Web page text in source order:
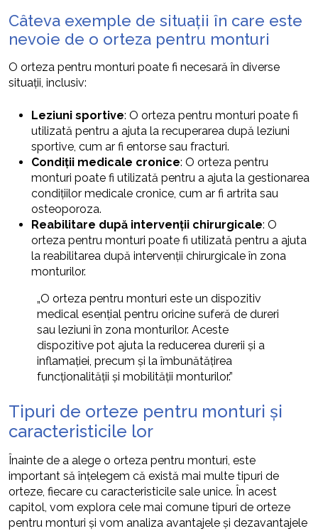
Câteva exemple de situații în care este
nevoie de o orteza pentru monturi
O orteza pentru monturi poate fi necesară în diverse
situații, inclusiv:
Leziuni sportive: O orteza pentru monturi poate fi
utilizată pentru a ajuta la recuperarea după leziuni
sportive, cum ar fi entorse sau fracturi.
Condiții medicale cronice: O orteza pentru
monturi poate fi utilizată pentru a ajuta la gestionarea
condițiilor medicale cronice, cum ar fi artrita sau
osteoporoza.
Reabilitare după intervenții chirurgicale: O
orteza pentru monturi poate fi utilizată pentru a ajuta
la reabilitarea după intervenții chirurgicale în zona
monturilor.
„O orteza pentru monturi este un dispozitiv
medical esențial pentru oricine suferă de dureri
sau leziuni în zona monturilor. Aceste
dispozitive pot ajuta la reducerea durerii și a
inflamației, precum și la îmbunătățirea
funcționalității și mobilității monturilor.”
Tipuri de orteze pentru monturi și
caracteristicile lor
Înainte de a alege o orteza pentru monturi, este
important să înțelegem că există mai multe tipuri de
orteze, fiecare cu caracteristicile sale unice. În acest
capitol, vom explora cele mai comune tipuri de orteze
pentru monturi și vom analiza avantajele și dezavantajele